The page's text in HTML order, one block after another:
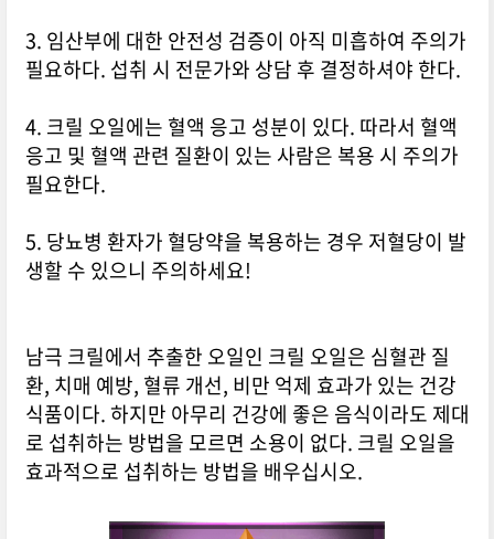
3. 임산부에 대한 안전성 검증이 아직 미흡하여 주의가
필요하다. 섭취 시 전문가와 상담 후 결정하셔야 한다.
4. 크릴 오일에는 혈액 응고 성분이 있다. 따라서 혈액
응고 및 혈액 관련 질환이 있는 사람은 복용 시 주의가
필요한다.
5. 당뇨병 환자가 혈당약을 복용하는 경우 저혈당이 발
생할 수 있으니 주의하세요!
남극 크릴에서 추출한 오일인 크릴 오일은 심혈관 질
환, 치매 예방, 혈류 개선, 비만 억제 효과가 있는 건강
식품이다. 하지만 아무리 건강에 좋은 음식이라도 제대
로 섭취하는 방법을 모르면 소용이 없다. 크릴 오일을
효과적으로 섭취하는 방법을 배우십시오.